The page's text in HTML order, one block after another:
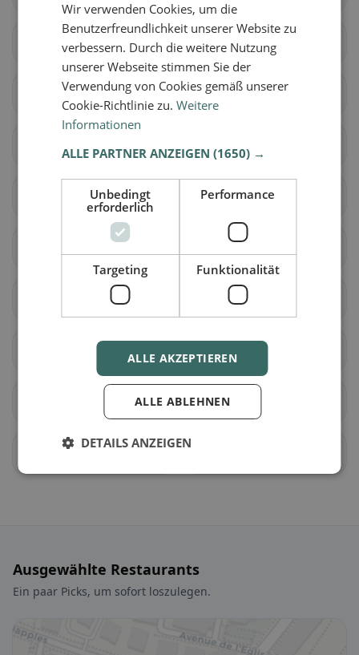
Corbeyrier Gryon
Lavey-Morcles Leysin
Ormont-Dessous Ormont-Dessus
Roche (VD)
Yvorne
Bière
Bougy-Villars
Ausgewählte Restaurants
Ein paar Picks, um sofort loszulegen.
Wir verwenden Cookies, um die
Benutzerfreundlichkeit unserer Website zu
verbessern. Durch die weitere Nutzung
unserer Webseite stimmen Sie der
Verwendung von Cookies gemäß unserer
Cookie-Richtlinie zu.Weitere
Informationen
ALLE PARTNER ANZEIGEN(1650) →
Unbedingt
erforderlich
Performance
Targeting Funktionalität
ALLE AKZEPTIEREN
ALLE ABLEHNEN
DETAILS ANZEIGEN